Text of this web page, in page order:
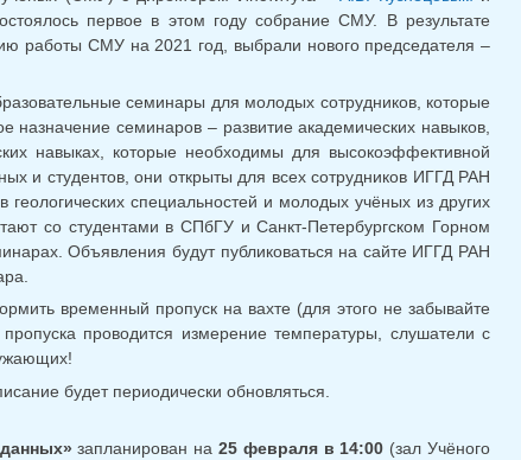
первое в этом году собрание СМУ. В результате
работы СМУ на 2021 год, выбрали нового председателя –
семинары для молодых сотрудников, которые
назначение семинаров – развитие академических навыков,
навыках, которые необходимы для высокоэффективной
и студентов, они открыты для всех сотрудников ИГГД РАН
специальностей и молодых учёных из других
со студентами в СПбГУ и Санкт-Петербургском Горном
Объявления будут публиковаться на сайте ИГГД РАН
временный пропуск на вахте (для этого не забывайте
проводится измерение температуры, слушатели с
будет периодически обновляться.
запланирован на25 февраля в 14:00 (зал Учёного